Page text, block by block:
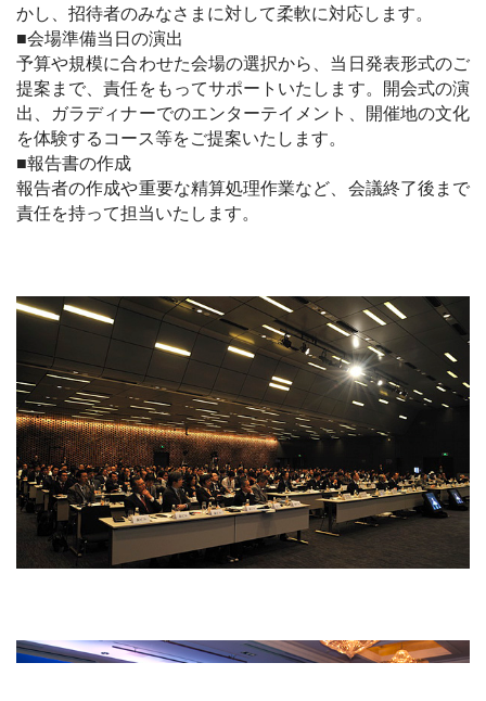
かし、招待者のみなさまに対して柔軟に対応します。
■会場準備当日の演出
予算や規模に合わせた会場の選択から、当日発表形式のご
提案まで、責任をもってサポートいたします。開会式の演
出、ガラディナーでのエンターテイメント、開催地の文化
を体験するコース等をご提案いたします。
■報告書の作成
報告者の作成や重要な精算処理作業など、会議終了後まで
責任を持って担当いたします。